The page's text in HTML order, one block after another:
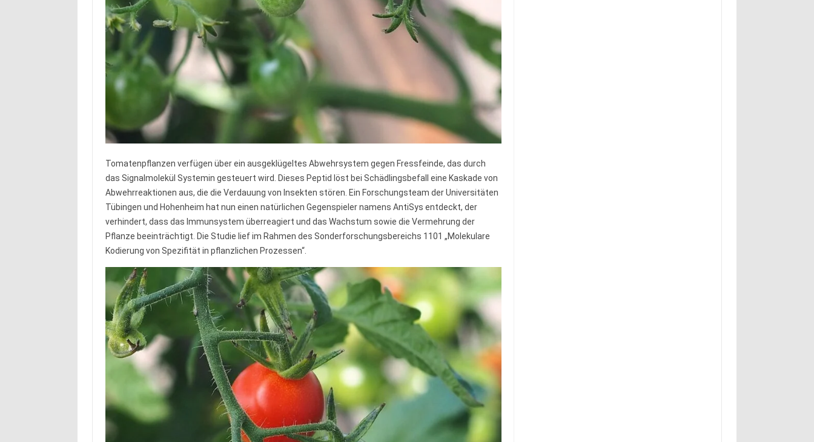
Tomatenpflanzen verfügen über ein ausgeklügeltes Abwehrsystem gegen Fressfeinde, das durch
das Signalmolekül Systemin gesteuert wird. Dieses Peptid löst bei Schädlingsbefall eine Kaskade von
Abwehrreaktionen aus, die die Verdauung von Insekten stören. Ein Forschungsteam der Universitäten
Tübingen und Hohenheim hat nun einen natürlichen Gegenspieler namens AntiSys entdeckt, der
verhindert, dass das Immunsystem überreagiert und das Wachstum sowie die Vermehrung der
Pflanze beeinträchtigt. Die Studie lief im Rahmen des Sonderforschungsbereichs 1101 „Molekulare
Kodierung von Spezifität in pflanzlichen Prozessen“.